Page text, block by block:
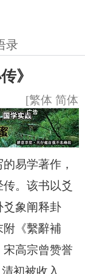
录
》
[繁体 简体
易学著作，
。该书以爻
爻象阐释卦
《繫辭補
高宗曾赞誉
初被收入